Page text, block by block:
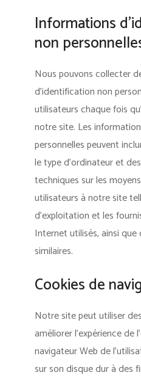
Informations
non
Nous pouvons collecter
d’identification non
utilisateurs chaque fois
notre site. Les
personnelles peuvent
le type d’ordinateur et
techniques sur les
utilisateurs à notre site
d’exploitation et les
Internet utilisés, ainsi
similaires.
Cookies de
Notre site peut utiliser
améliorer l’expérience de
navigateur Web de
sur son disque dur à des